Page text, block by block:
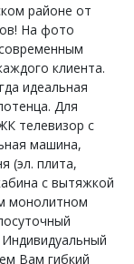
районе от
На фото
клиента.
идеальная
Для
телевизор с
машина,
(эл. плита,
с вытяжкой
монолитном
Вам гибкий